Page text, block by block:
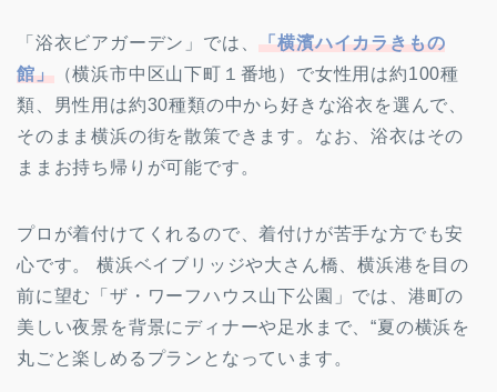
「浴衣ビアガーデン」では、
「横濱ハイカラきもの
館」
（横浜市中区山下町１番地）で女性用は約100種
類、男性用は約30種類の中から好きな浴衣を選んで、
そのまま横浜の街を散策できます。なお、浴衣はその
ままお持ち帰りが可能です。
プロが着付けてくれるので、着付けが苦手な方でも安
心です。 横浜ベイブリッジや大さん橋、横浜港を目の
前に望む「ザ・ワーフハウス山下公園」では、港町の
美しい夜景を背景にディナーや足水まで、“夏の横浜を
丸ごと楽しめるプランとなっています。